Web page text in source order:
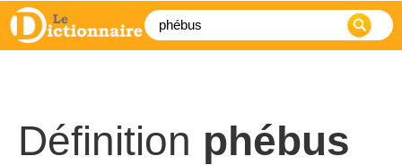
Définition phébus